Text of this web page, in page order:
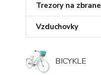
Trezory na zbrane
Vzduchovky
BICYKLE